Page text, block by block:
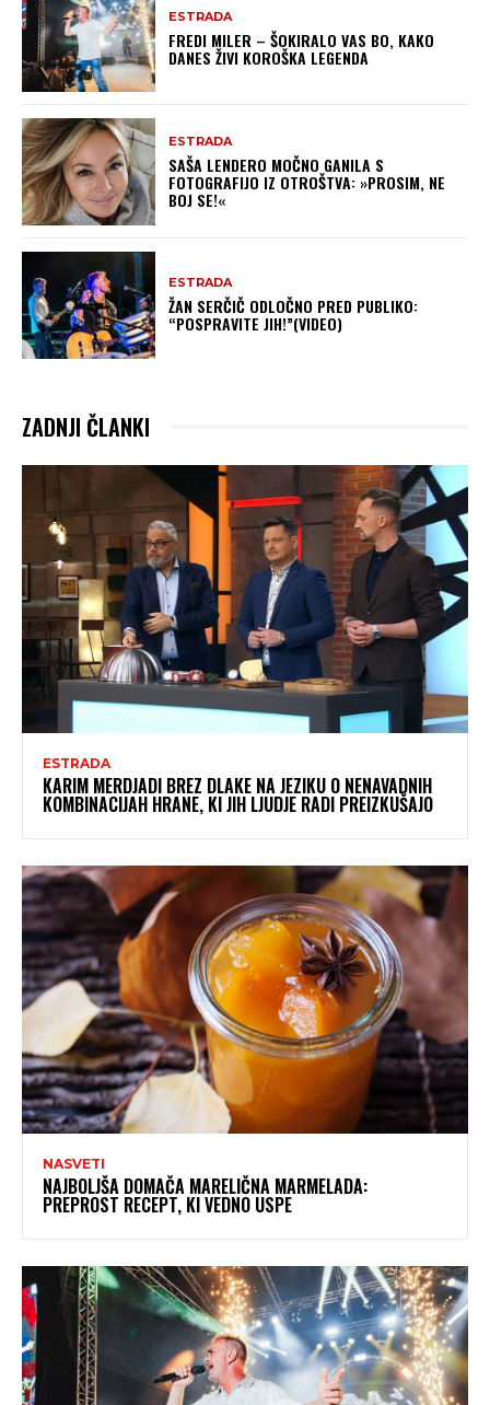
ESTRADA
FREDI MILER – ŠOKIRALO VAS BO, KAKO
DANES ŽIVI KOROŠKA LEGENDA
ESTRADA
SAŠA LENDERO MOČNO GANILA S
FOTOGRAFIJO IZ OTROŠTVA: »PROSIM, NE
BOJ SE!«
ESTRADA
ŽAN SERČIČ ODLOČNO PRED PUBLIKO:
“POSPRAVITE JIH!”(VIDEO)
ZADNJI ČLANKI
ESTRADA
KARIM MERDJADI BREZ DLAKE NA JEZIKU O NENAVADNIH
KOMBINACIJAH HRANE, KI JIH LJUDJE RADI PREIZKUŠAJO
NASVETI
NAJBOLJŠA DOMAČA MARELIČNA MARMELADA:
PREPROST RECEPT, KI VEDNO USPE